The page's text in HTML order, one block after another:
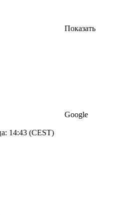
Показать
Google
14:43 (CEST)